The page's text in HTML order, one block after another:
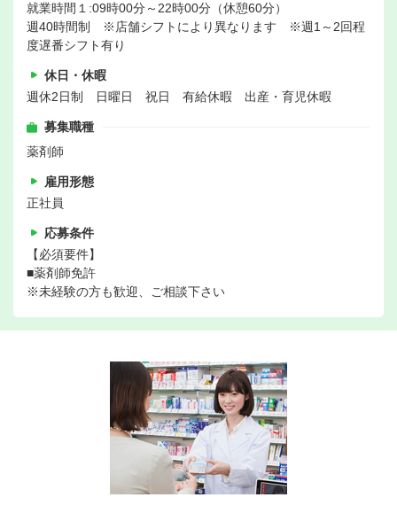
就業時間１:09時00分～22時00分（休憩60分）
週40時間制 ※店舗シフトにより異なります ※週1～2回程
度遅番シフト有り
休日・休暇
週休2日制 日曜日 祝日 有給休暇 出産・育児休暇
募集職種
薬剤師
雇用形態
正社員
応募条件
【必須要件】
■薬剤師免許
※未経験の方も歓迎、ご相談下さい